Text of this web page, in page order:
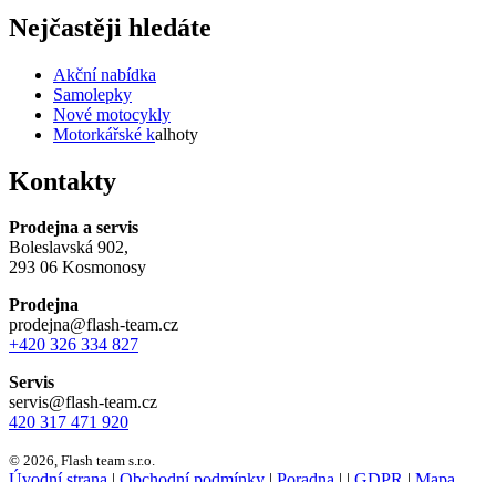
Nejčastěji hledáte
Akční nabídka
Samolepky
Nové motocykly
Motorkářské kalhoty
Kontakty
Prodejna a servis
Boleslavská 902,
293 06 Kosmonosy
Prodejna
prodejna@flash-team.cz
+420 326 334 827
Servis
servis@flash-team.cz
420 317 471 920
© 2026, Flash team s.r.o.